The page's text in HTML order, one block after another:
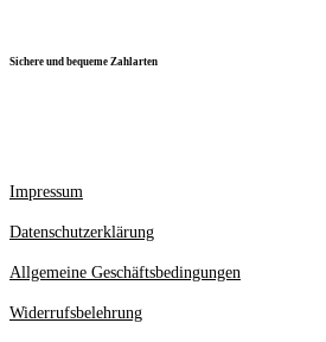
Sichere und bequeme Zahlarten
Impressum
Datenschutzerklärung
Allgemeine Geschäftsbedingungen
Widerrufsbelehrung